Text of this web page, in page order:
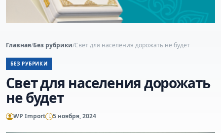
Главная/Без рубрики/Свет для населения дорожать не будет
БЕЗ РУБРИКИ
Свет для населения дорожать
не будет
WP Import 5 ноября, 2024